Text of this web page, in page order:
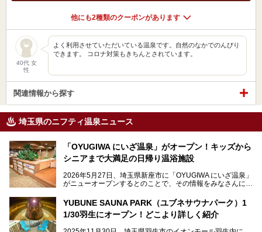
他にも2種類のクーポンがあります
40代 女
性
よく利用させていただいている温泉です。自然のなかでのんびり
できます。 コロナ対策もきちんとされています。
関連情報から探す
埼玉県のニフティ温泉ニュース
「OYUGIWA にいざ温泉」がオープン！キッズから
シニアまで大満足の日帰り温浴施設
2026年5月27日、埼玉県新座市に「OYUGIWA にいざ温泉」
がニューオープンするとのことで、その情報をみなさんにい
メインとなる黒湯の天然温泉や本格的なサウナをはじめ、4
種類のリラックスルームやお食事処、他施設とは一線を画す
YUBUNE SAUNA PARK（ユブネサウナパーク）1
1/30羽生にオープン！どこより詳しく紹介